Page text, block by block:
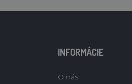
INFORMÁCIE
O nás